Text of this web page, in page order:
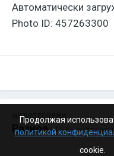
Автоматически
Photo ID: 457263300
ИЗ КАТЕГОРИИ:
Разное · 4 199
Продолжая
политикой
cookie.